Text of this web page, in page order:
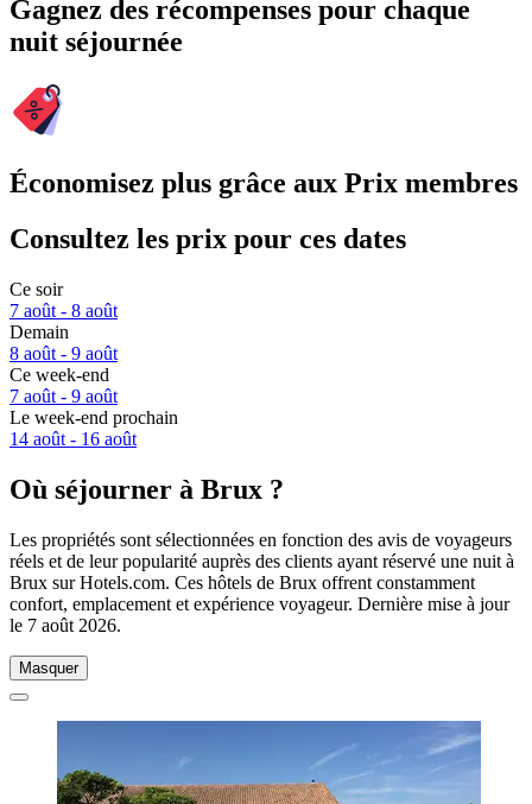
Gagnez des récompenses pour chaque
nuit séjournée
Économisez plus grâce aux Prix membres
Consultez les prix pour ces dates
Ce soir
7 août - 8 août
Demain
8 août - 9 août
Ce week-end
7 août - 9 août
Le week-end prochain
14 août - 16 août
Où séjourner à Brux ?
Les propriétés sont sélectionnées en fonction des avis de voyageurs
réels et de leur popularité auprès des clients ayant réservé une nuit à
Brux sur Hotels.com. Ces hôtels de Brux offrent constamment
confort, emplacement et expérience voyageur. Dernière mise à jour
le 7 août 2026.
Masquer